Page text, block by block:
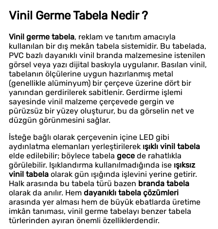
Vinil Germe Tabela Nedir ?
Vinil germe tabela, reklam ve tanıtım amacıyla
kullanılan bir dış mekân tabela sistemidir. Bu tabelada,
PVC bazlı dayanıklı vinil branda malzemesine istenilen
görsel veya yazı dijital baskıyla uygulanır. Basılan vinil,
tabelanın ölçülerine uygun hazırlanmış metal
(genellikle alüminyum) bir çerçeve üzerine dört bir
yanından gerdirilerek sabitlenir. Gerdirme işlemi
sayesinde vinil malzeme çerçevede gergin ve
pürüzsüz bir yüzey oluşturur, bu da görselin net ve
düzgün görünmesini sağlar.
İsteğe bağlı olarak çerçevenin içine LED gibi
aydınlatma elemanları yerleştirilerek ışıklı vinil tabela
elde edilebilir; böylece tabela gece de rahatlıkla
görülebilir. Işıklandırma kullanılmadığında ise ışıksız
vinil tabela olarak gün ışığında işlevini yerine getirir.
Halk arasında bu tabela türü bazen branda tabela
olarak da anılır. Hem dayanıklı tabela çözümleri
arasında yer alması hem de büyük ebatlarda üretime
imkân tanıması, vinil germe tabelayı benzer tabela
türlerinden ayıran önemli özelliklerdendir.